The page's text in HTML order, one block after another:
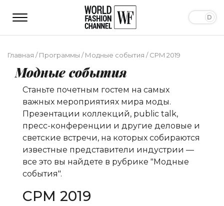
Главная /Программы /Модные события /CPM 2019
Модные события
Станьте почетным гостем на самых
важных мероприятиях мира моды.
Презентации коллекций, public talk,
пресс-конференции и другие деловые и
светские встречи, на которых собираются
известные представители индустрии —
все это вы найдете в рубрике "Модные
события".
CPM 2019